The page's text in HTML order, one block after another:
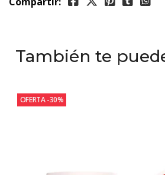
También te
OFERTA -30%